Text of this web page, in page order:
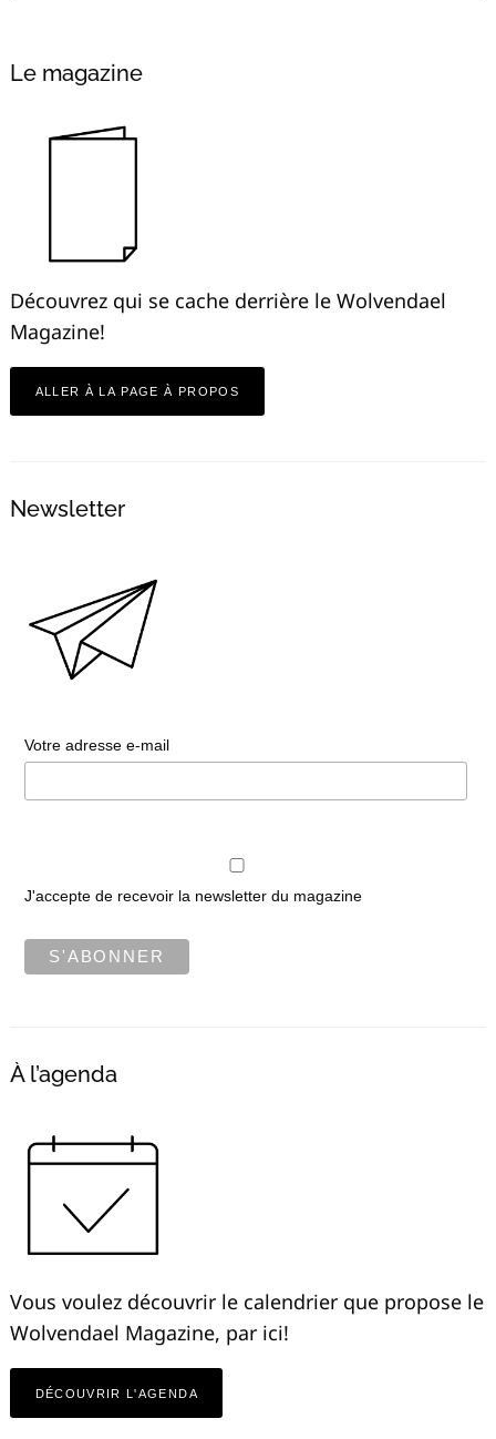
Le magazine
Découvrez qui se cache derrière le Wolvendael
Magazine!
ALLER À LA PAGE À PROPOS
Newsletter
Votre adresse e-mail
J'accepte de recevoir la newsletter du magazine
À l’agenda
Vous voulez découvrir le calendrier que propose le
Wolvendael Magazine, par ici!
DÉCOUVRIR L'AGENDA